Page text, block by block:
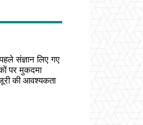
संज्ञान लिए गए
पर मुकदमा
की आवश्यकता